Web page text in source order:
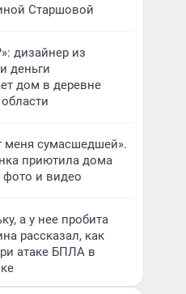
Старшовой
дизайнер из
деньги
дом в деревне
меня сумасшедшей».
приютила дома
и видео
а у нее пробита
рассказал, как
атаке БПЛА в